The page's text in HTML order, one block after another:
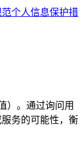
个人信息保护措
。通过询问用
务的可能性，衡